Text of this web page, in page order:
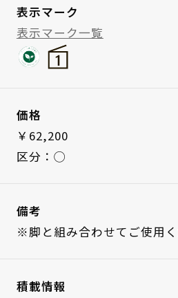
表示マーク
表示マーク一覧
価格
￥62,200
区分：◯
備考
※脚と組み合わせてご使用く
積載情報